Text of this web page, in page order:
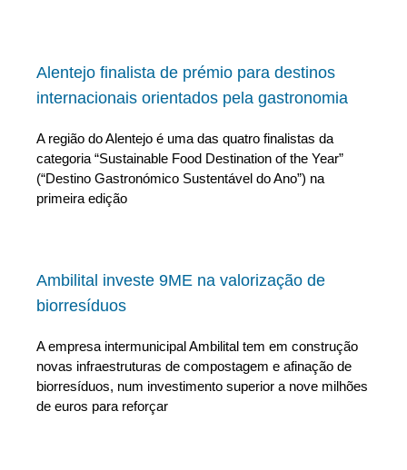
Alentejo finalista de prémio para destinos
internacionais orientados pela gastronomia
A região do Alentejo é uma das quatro finalistas da
categoria “Sustainable Food Destination of the Year”
(“Destino Gastronómico Sustentável do Ano”) na
primeira edição
Ambilital investe 9ME na valorização de
biorresíduos
A empresa intermunicipal Ambilital tem em construção
novas infraestruturas de compostagem e afinação de
biorresíduos, num investimento superior a nove milhões
de euros para reforçar